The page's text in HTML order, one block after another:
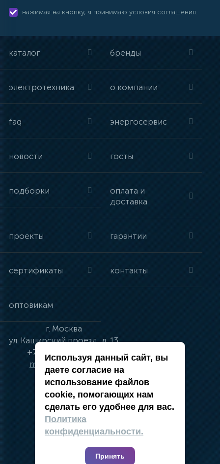
нажимая на кнопку, я принимаю условия соглашения.
каталог бренды
электротехника о компании
faq энергосервис
новости госты
подборки
оплата и
доставка
проекты гарантии
сертификаты контакты
оптовикам
г. Москва
ул. Каширский проезд, д. 13
+7 (495) 134-41-83
moskva@vincci.ru
политика в отношении обработки
персональных данных
публичная оферта
карта сайта
Используя данный сайт, вы
даете согласие на
использование файлов
cookie, помогающих нам
сделать его удобнее для вас.
Политика
конфиденциальности.
Принять